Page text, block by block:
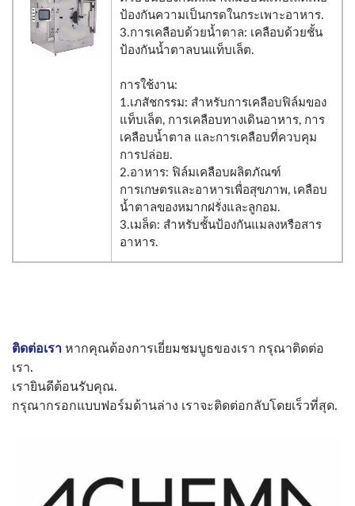
ป้องกันความเป็นกรดในกระเพาะอาหาร.
3.การเคลือบด้วยน้ำตาล: เคลือบด้วยชั้น
ป้องกันน้ำตาลบนแท็บเล็ต.
การใช้งาน:
1.เภสัชกรรม: สำหรับการเคลือบฟิล์มของ
แท็บเล็ต, การเคลือบทางเดินอาหาร, การ
เคลือบน้ำตาล และการเคลือบที่ควบคุม
การปล่อย.
2.อาหาร: ฟิล์มเคลือบผลิตภัณฑ์
การเกษตรและอาหารเพื่อสุขภาพ, เคลือบ
น้ำตาลของหมากฝรั่งและลูกอม.
3.เมล็ด: สำหรับชั้นป้องกันแมลงหรือสาร
อาหาร.
ติดต่อเรา หากคุณต้องการเยี่ยมชมบูธของเรา กรุณาติดต่อ
เรา.
เรายินดีต้อนรับคุณ.
กรุณากรอกแบบฟอร์มด้านล่าง เราจะติดต่อกลับโดยเร็วที่สุด.